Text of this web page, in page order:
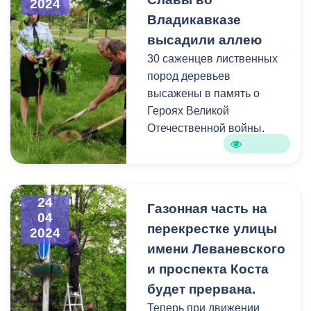
территорий, планируемых
к благоустройству. Отдать
свой голос можно до 30
апреля 2024 на
платформе 15.gorsreda.ru.
- ул.К.Кесаева - коллектив
префектуры совместно с
Комитетом молодежи по
РСО-Алания.
Затеречный район:
- отель Хилтон ул.Коцоева,
металлургический
территория (пр.Коста и
ул.Ардонская);
- Владикавказский
колледж искусств имени
В.Гергиева, прилегающая
2024
Владикавказе
высадили аллею
30 саженцев лиственных
пород деревьев
высажены в память о
Героях Великой
Отечественной войны.
24
04
2024
Газонная часть на
перекрестке улицы
имени Леваневского
и проспекта Коста
будет прервана.
Теперь при движении